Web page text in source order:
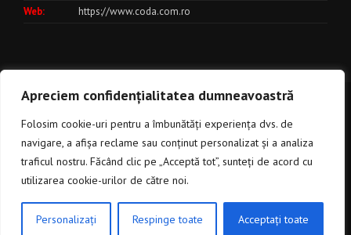
Apreciem confidențialitatea dumneavoastră
Folosim cookie-uri pentru a îmbunătăți experiența dvs. de
navigare, a afișa reclame sau conținut personalizat și a analiza
traficul nostru. Făcând clic pe „Acceptă tot”, sunteți de acord cu
utilizarea cookie-urilor de către noi.
Personalizați Respinge toate Acceptați toate
Web:
https://www.coda.com.ro
Termeni si Conditii
Solutii Expert
© Copyright 2017 - 2025
CLICK AICI PENTRU A DISCUTA